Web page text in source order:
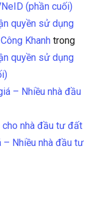
(phần cuối)
quyền sử dụng
Khanh trong
quyền sử dụng
– Nhiều nhà đầu
cho nhà đầu tư đất
– Nhiều nhà đầu tư